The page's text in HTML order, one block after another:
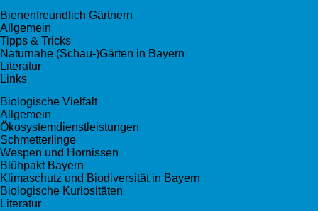
Bienenfreundlich Gärtnern
Allgemein
Tipps & Tricks
Naturnahe (Schau-)Gärten in Bayern
Literatur
Links
Biologische Vielfalt
Allgemein
Ökosystemdienstleistungen
Schmetterlinge
Wespen und Hornissen
Blühpakt Bayern
Klimaschutz und Biodiversität in Bayern
Biologische Kuriositäten
Literatur